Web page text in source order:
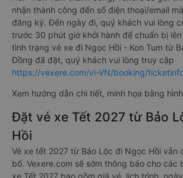
nhận thành công đến số điện thoại/email
đăng ký. Đến ngày đi, quý khách vui lòng
trước 30 phút giờ khởi hành để chuẩn bị
tình trạng vé xe đi Ngọc Hồi - Kon Tum từ
Đồng đã đặt, quý khách vui lòng truy cập
https://vexere.com/vi-VN/booking/
Xem hướng dẫn chi tiết, minh họa bằng
Đặt vé xe Tết 2027 từ Bảo
Hồi
Vé xe tết 2027 từ Bảo Lộc đi Ngọc Hồi vẫn
bố. Vexere.com sẽ sớm thông báo cho các
xe Tết 2027 bao gồm giá vé, lịch trình,